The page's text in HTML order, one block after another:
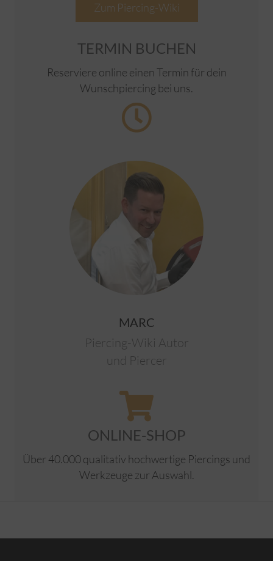
Zum Piercing-Wiki
TERMIN BUCHEN
Reserviere online einen Termin für dein
Wunschpiercing bei uns.
MARC
Piercing-Wiki Autor
und Piercer
ONLINE-SHOP
Über 40.000 qualitativ hochwertige Piercings und
Werkzeuge zur Auswahl.